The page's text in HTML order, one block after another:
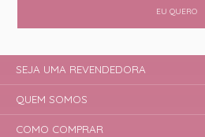
EU QUERO
SEJA UMA REVENDEDORA
QUEM SOMOS
COMO COMPRAR